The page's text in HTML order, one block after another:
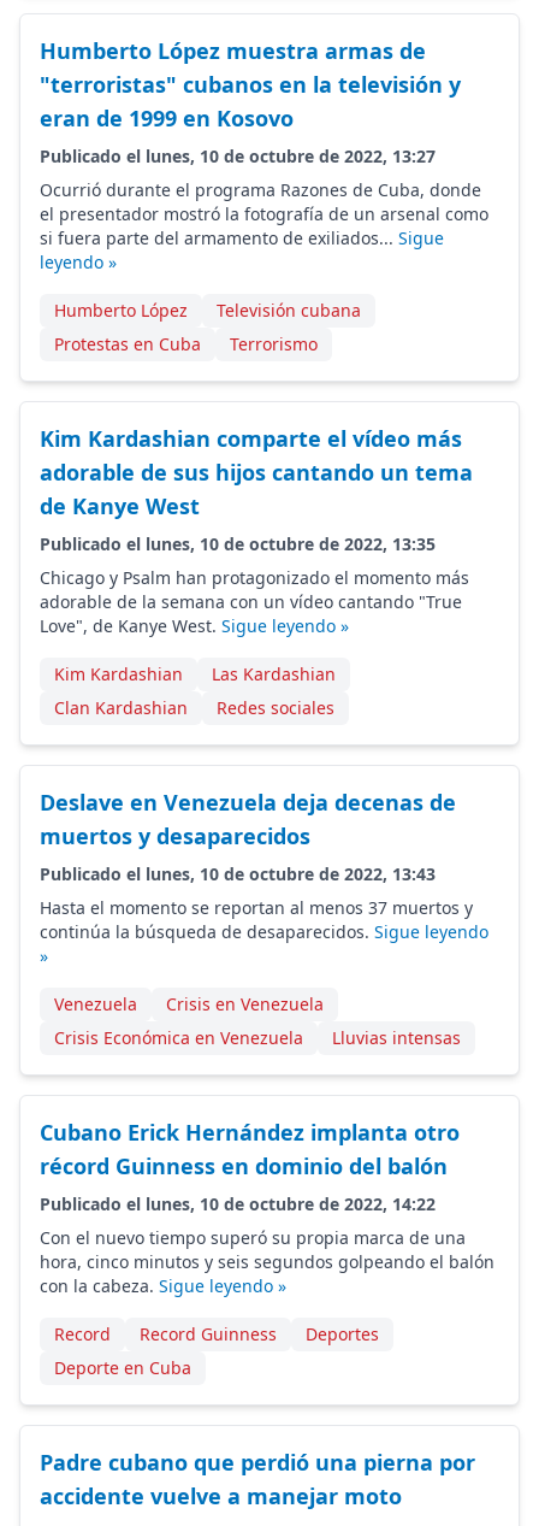
Humberto López muestra armas de
"terroristas" cubanos en la televisión y
eran de 1999 en Kosovo
Publicado el lunes, 10 de octubre de 2022, 13:27
Ocurrió durante el programa Razones de Cuba, donde
el presentador mostró la fotografía de un arsenal como
si fuera parte del armamento de exiliados... Sigue
leyendo »
Humberto López
Televisión cubana
Protestas en Cuba
Terrorismo
Kim Kardashian comparte el vídeo más
adorable de sus hijos cantando un tema
de Kanye West
Publicado el lunes, 10 de octubre de 2022, 13:35
Chicago y Psalm han protagonizado el momento más
adorable de la semana con un vídeo cantando "True
Love", de Kanye West. Sigue leyendo »
Kim Kardashian
Las Kardashian
Clan Kardashian
Redes sociales
Deslave en Venezuela deja decenas de
muertos y desaparecidos
Publicado el lunes, 10 de octubre de 2022, 13:43
Hasta el momento se reportan al menos 37 muertos y
continúa la búsqueda de desaparecidos. Sigue leyendo
»
Venezuela
Crisis en Venezuela
Crisis Económica en Venezuela
Lluvias intensas
Cubano Erick Hernández implanta otro
récord Guinness en dominio del balón
Publicado el lunes, 10 de octubre de 2022, 14:22
Con el nuevo tiempo superó su propia marca de una
hora, cinco minutos y seis segundos golpeando el balón
con la cabeza. Sigue leyendo »
Record Record Guinness
Deportes
Deporte en Cuba
Padre cubano que perdió una pierna por
accidente vuelve a manejar moto